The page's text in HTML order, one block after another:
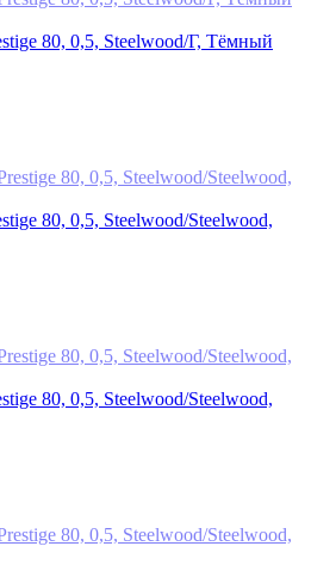
80, 0,5, Steelwood/Г, Тёмный
80, 0,5, Steelwood/Steelwood,
80, 0,5, Steelwood/Steelwood,